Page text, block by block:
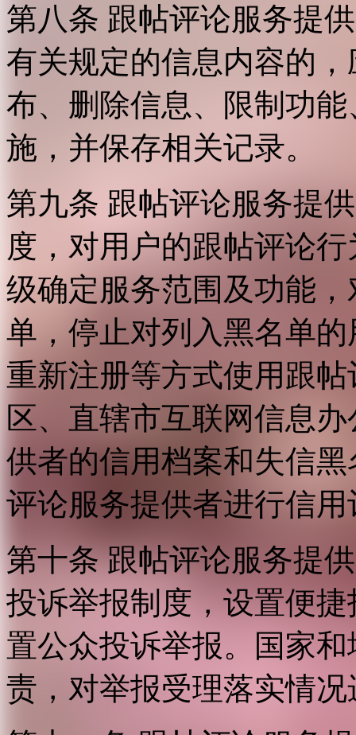
第八条 跟帖评论服务提
有关规定的信息内容的
布、删除信息、限制功
施，并保存相关记录。
第九条 跟帖评论服务提
度，对用户的跟帖评论
级确定服务范围及功能
单，停止对列入黑名单
重新注册等方式使用跟
区、直辖市互联网信息
供者的信用档案和失信
评论服务提供者进行信用
第十条 跟帖评论服务提
投诉举报制度，设置便
置公众投诉举报。国家
责，对举报受理落实情